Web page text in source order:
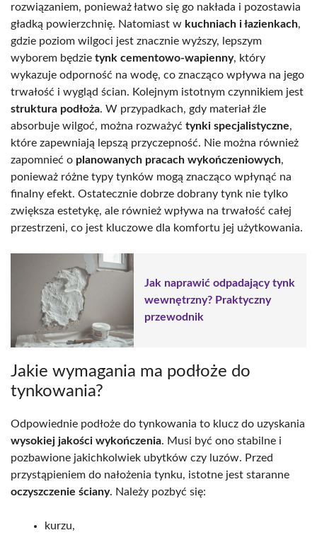
rozwiązaniem, ponieważ łatwo się go nakłada i pozostawia
gładką powierzchnię. Natomiast w kuchniach i łazienkach,
gdzie poziom wilgoci jest znacznie wyższy, lepszym
wyborem będzie tynk cementowo-wapienny, który
wykazuje odporność na wodę, co znacząco wpływa na jego
trwałość i wygląd ścian. Kolejnym istotnym czynnikiem jest
struktura podłoża. W przypadkach, gdy materiał źle
absorbuje wilgoć, można rozważyć tynki specjalistyczne,
które zapewniają lepszą przyczepność. Nie można również
zapomnieć o planowanych pracach wykończeniowych,
ponieważ różne typy tynków mogą znacząco wpłynąć na
finalny efekt. Ostatecznie dobrze dobrany tynk nie tylko
zwiększa estetykę, ale również wpływa na trwałość całej
przestrzeni, co jest kluczowe dla komfortu jej użytkowania.
Jak naprawić odpadający tynk
wewnętrzny? Praktyczny
przewodnik
Jakie wymagania ma podłoże do
tynkowania?
Odpowiednie podłoże do tynkowania to klucz do uzyskania
wysokiej jakości wykończenia. Musi być ono stabilne i
pozbawione jakichkolwiek ubytków czy luzów. Przed
przystąpieniem do nałożenia tynku, istotne jest staranne
oczyszczenie ściany. Należy pozbyć się:
kurzu,